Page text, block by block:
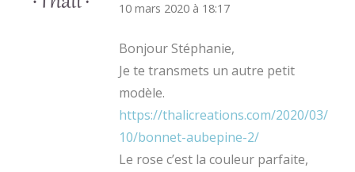
10 mars 2020 à 18:17
Bonjour Stéphanie,
Je te transmets un autre petit
modèle.
https://thalicreations.com/2020/03/
10/bonnet-aubepine-2/
Le rose c’est la couleur parfaite,